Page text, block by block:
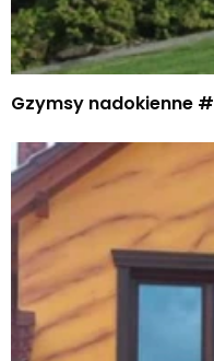
Gzymsy nadokienne